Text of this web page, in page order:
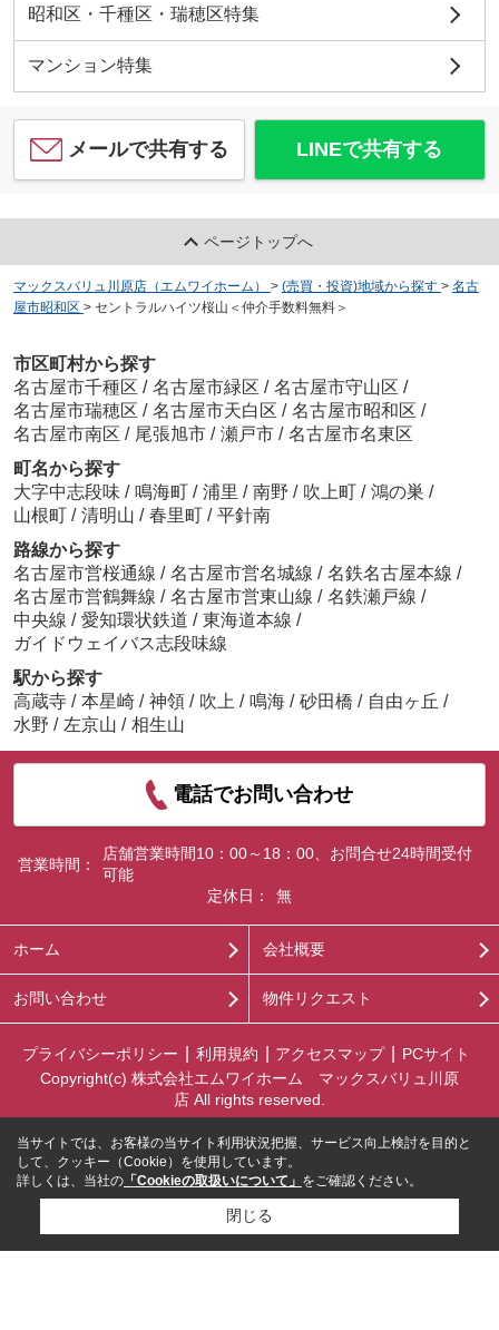
昭和区・千種区・瑞穂区特集
マンション特集
メールで共有する LINEで共有する
ページトップへ
マックスバリュ川原店（エムワイホーム） > (売買・投資)地域から探す > 名古
屋市昭和区 > セントラルハイツ桜山＜仲介手数料無料＞
市区町村から探す
名古屋市千種区 / 名古屋市緑区 / 名古屋市守山区 /
名古屋市瑞穂区 / 名古屋市天白区 / 名古屋市昭和区 /
名古屋市南区 / 尾張旭市 / 瀬戸市 / 名古屋市名東区
町名から探す
大字中志段味 / 鳴海町 / 浦里 / 南野 / 吹上町 / 鴻の巣 /
山根町 / 清明山 / 春里町 / 平針南
路線から探す
名古屋市営桜通線 / 名古屋市営名城線 / 名鉄名古屋本線 /
名古屋市営鶴舞線 / 名古屋市営東山線 / 名鉄瀬戸線 /
中央線 / 愛知環状鉄道 / 東海道本線 /
ガイドウェイバス志段味線
駅から探す
高蔵寺 / 本星崎 / 神領 / 吹上 / 鳴海 / 砂田橋 / 自由ヶ丘 /
水野 / 左京山 / 相生山
電話でお問い合わせ
営業時間：
店舗営業時間10：00～18：00、お問合せ24時間受付
可能
定休日：
無
ホーム 会社概要
お問い合わせ 物件リクエスト
プライバシーポリシー 利用規約 アクセスマップ
PCサイト
Copyright(c) 株式会社エムワイホーム マックスバリュ川原
店 All rights reserved.
当サイトでは、お客様の当サイト利用状況把握、サービス向上検討を目的と
して、クッキー（Cookie）を使用しています。
詳しくは、当社の 「Cookieの取扱いについて」 をご確認ください。
閉じる